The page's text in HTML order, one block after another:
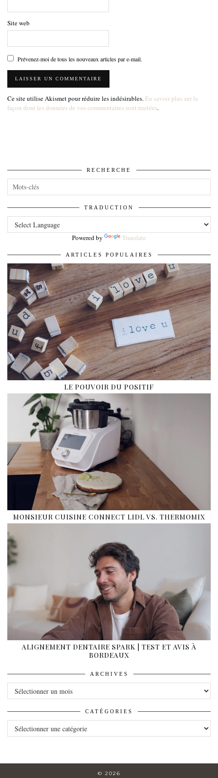
Site web
Prévenez-moi de tous les nouveaux articles par e-mail.
Ce site utilise Akismet pour réduire les indésirables. En savoir plus sur la
façon dont les données de vos commentaires sont traitées.
RECHERCHE
TRADUCTION
Powered by Translate
ARTICLES POPULAIRES
LE POUVOIR DU POSITIF
MONSIEUR CUISINE CONNECT LIDL VS. THERMOMIX
ALIGNEMENT DENTAIRE SPARK | TEST ET AVIS À
BORDEAUX
ARCHIVES
ARCHIVES
CATÉGORIES
CATÉGORIES
© 2026